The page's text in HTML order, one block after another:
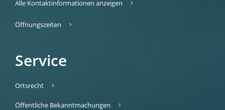
Alle Kontaktinformationen anzeigen
Öffnungszeiten
Service
Ortsrecht
Öffentliche Bekanntmachungen